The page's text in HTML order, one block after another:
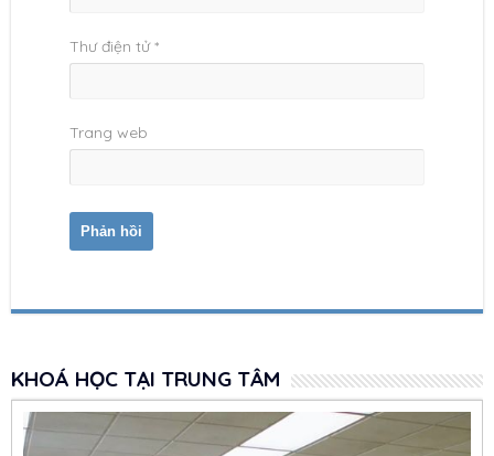
Thư điện tử*
Trang web
KHOÁ HỌC TẠI TRUNG TÂM